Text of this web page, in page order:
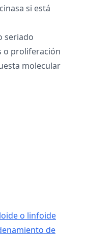
si está
seriado
o proliferación
molecular
o linfoide
de